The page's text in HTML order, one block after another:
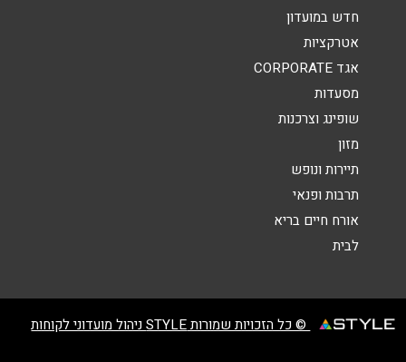
חדש במועדון
אטרקציות
אגד CORPORATE
מסעדות
שופינג וצרכנות
מזון
תיירות ונופש
תרבות ופנאי
אורח חיים בריא
לבית
© כל הזכויות שמורות STYLE ניהול מועדוני לקוחות